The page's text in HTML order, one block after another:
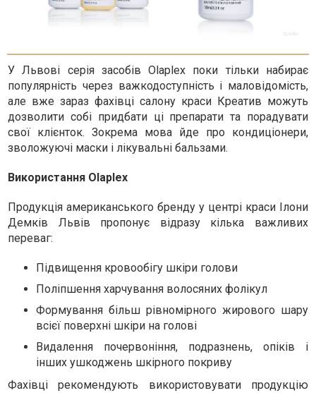
У Львові серія засобів Olaplex поки тільки набирає
популярність через важкодоступність і маловідомість,
але вже зараз фахівці салону краси Креатив можуть
дозволити собі придбати ці препарати та порадувати
свої клієнток. Зокрема мова йде про кондиціонери,
зволожуючі маски і лікувальні бальзами.
Використання Olaplex
Продукція американського бренду у центрі краси Ілони
Демків Львів пропонує відразу кілька важливих
переваг:
Підвищення кровообігу шкіри голови
Поліпшення харчування волосяних фолікул
Формування більш рівномірного жирового шару
всієї поверхні шкіри на голові
Видалення почервоніння, подразнень, опіків і
інших ушкоджень шкірного покриву
Фахівці рекомендують використовувати продукцію